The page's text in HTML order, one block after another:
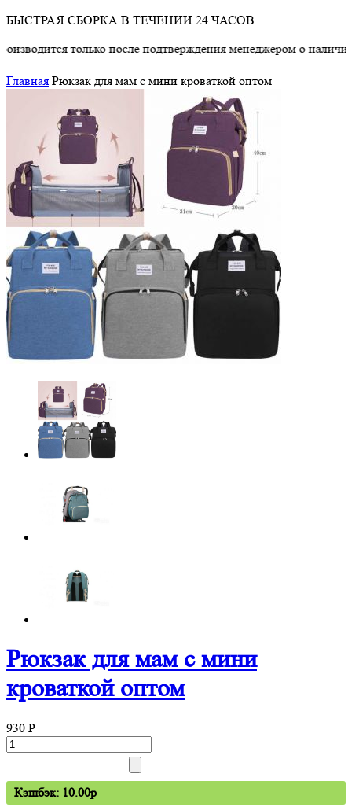
БЫСТРАЯ СБОРКА В ТЕЧЕНИИ 24 ЧАСОВ
только после подтверждения менеджером о наличии
Главная Рюкзак для мам с мини кроваткой оптом
Рюкзак для мам с мини
кроваткой оптом
930 P
Кэшбэк: 10.00p